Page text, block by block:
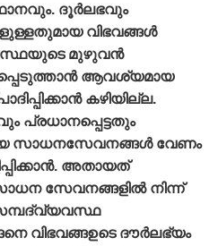
ദൂര്‍ലഭവും
വിഭവങ്ങള്‍
മുഴുവന്‍
ആവശ്യമായ
കഴിയില്ല.
സാധനസേവനങ്ങള്‍ വേണം
അതായത്‌
സേവനങ്ങളില്‍ നിന്ന്‌
സമ്പദ്‌വ്യവസ്ഥ
വിഭവങ്ങഉടെ ദൗര്‍ലഭ്യം